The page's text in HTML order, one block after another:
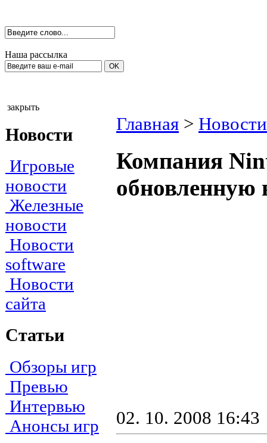
Наша рассылка
закрыть
Новости
Игровые
новости
Железные
новости
Новости
software
Новости
сайта
Статьи
Обзоры игр
Превью
Интервью
Анонсы игр
Главная >
Компания
обновленную
02. 10. 2008 16:43